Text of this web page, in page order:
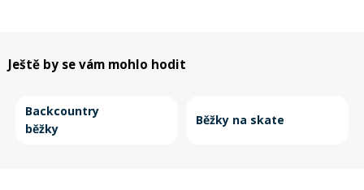
Ještě by se vám mohlo hodit
Backcountry
běžky
Běžky na skate